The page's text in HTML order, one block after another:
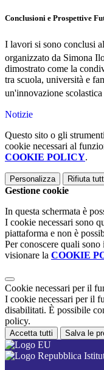
Conclusioni e Prospettive
I lavori si sono conclusi
organizzato da Simona
dimostrato come la
tra scuola, università e
un'innovazione
Notizie
Questo sito o gli
cookie necessari al
COOKIE POLICY.
Personalizza Rifiuta
Gestione cookie
In questa schermata è
I cookie necessari sono
piattaforma e non è
Per conoscere quali
visionare la COOKIE
Cookie necessari per il
I cookie necessari per il
disabilitati. È possibile
policy.
Accetta tutti Salva le